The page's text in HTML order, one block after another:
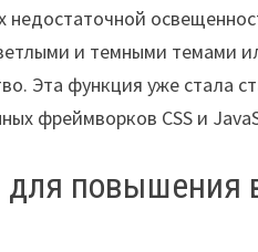
недостаточной
и темными темами
Эта функция уже стала
фреймворков CSS и
повышения